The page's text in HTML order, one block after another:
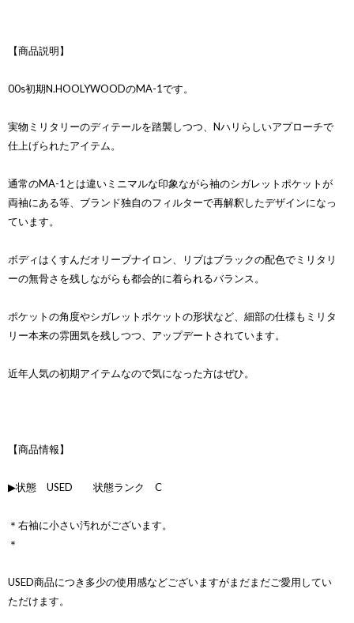
【商品説明】
00s初期N.HOOLYWOODのMA-1です。
実物ミリタリーのディテールを踏襲しつつ、Nハリらしいアプローチで
仕上げられたアイテム。
通常のMA-1とは違いミニマルな印象ながら袖のシガレットポケットが
両袖にある等、ブランド独自のフィルターで再解釈したデザインになっ
ています。
ボディはくすんだオリーブナイロン、リブはブラックの配色でミリタリ
ーの無骨さを残しながらも都会的に着られるバランス。
ポケットの角度やシガレットポケットの形状など、細部の仕様もミリタ
リー本来の雰囲気を残しつつ、アップデートされています。
近年人気の初期アイテムなので気になった方はぜひ。
【商品情報】
▶状態 USED 状態ランク C
＊右袖に小さい汚れがございます。
＊
USED商品につき多少の使用感などございますがまだまだご愛用してい
ただけます。